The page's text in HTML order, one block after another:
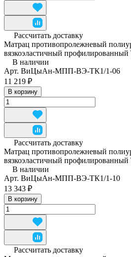
Рассчитать доставку
Матрац противопролежневый
вязкоэластичный
В наличии
Арт. ВиЦыАн-МПП-ВЭ-ТК1/1-06
11 219 ₽
В корзину
Рассчитать доставку
Матрац противопролежневый
вязкоэластичный
В наличии
Арт. ВиЦыАн-МПП-ВЭ-ТК1/1-10
13 343 ₽
В корзину
Рассчитать доставку